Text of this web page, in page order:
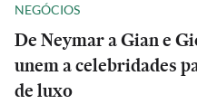
NEGÓCIOS
De Neymar a Gian e
unem a celebridades
de luxo